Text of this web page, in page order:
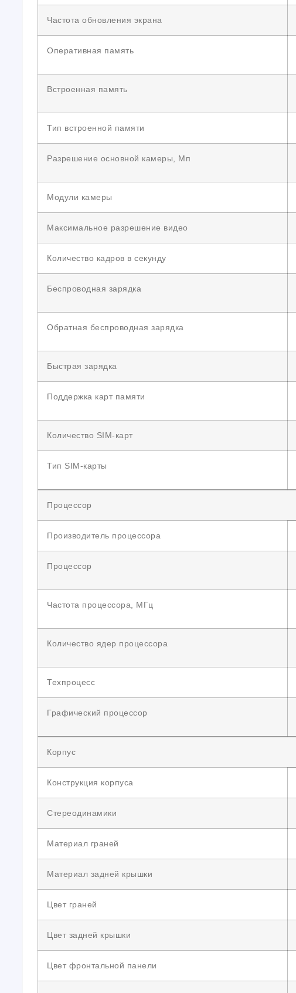
Частота обновления экрана
Оперативная память
Встроенная память
Тип встроенной памяти
Разрешение основной камеры, Мп
Модули камеры
Максимальное разрешение видео
Количество кадров в секунду
Беспроводная зарядка
Обратная беспроводная зарядка
Быстрая зарядка
Поддержка карт памяти
Количество SIM-карт
Тип SIM-карты
Процессор
Производитель процессора
Процессор
Частота процессора, МГц
Количество ядер процессора
Техпроцесс
Графический процессор
Корпус
Конструкция корпуса
Стереодинамики
Материал граней
Материал задней крышки
Цвет граней
Цвет задней крышки
Цвет фронтальной панели